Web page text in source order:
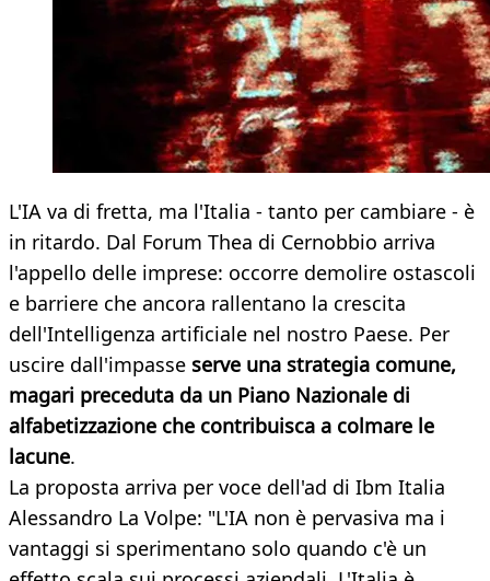
L'IA va di fretta, ma l'Italia - tanto per cambiare - è
in ritardo. Dal Forum Thea di Cernobbio arriva
l'appello delle imprese: occorre demolire ostascoli
e barriere che ancora rallentano la crescita
dell'Intelligenza artificiale nel nostro Paese. Per
uscire dall'impasse serve una strategia comune,
magari preceduta da un Piano Nazionale di
alfabetizzazione che contribuisca a colmare le
lacune.
La proposta arriva per voce dell'ad di Ibm Italia
Alessandro La Volpe: "L'IA non è pervasiva ma i
vantaggi si sperimentano solo quando c'è un